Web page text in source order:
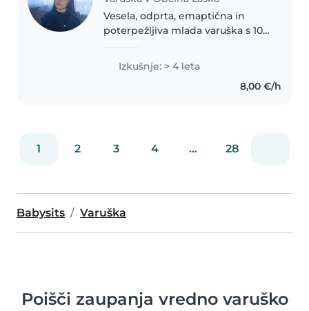
Vesela, odprta, emaptična in
poterpežljiva mlada varuška s 10
vseh starosti, saj imam ogrmono
družino in sem babysitala vse
Izkušnje: > 4 leta
8,00 €/h
1 2 3 4 ... 28
Babysits Varuška
Poišči zaupanja vredno varuško